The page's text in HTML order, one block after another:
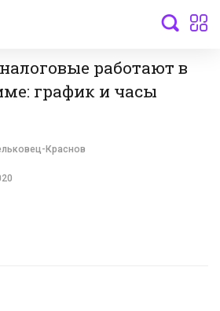
работают в
график и часы
Краснов